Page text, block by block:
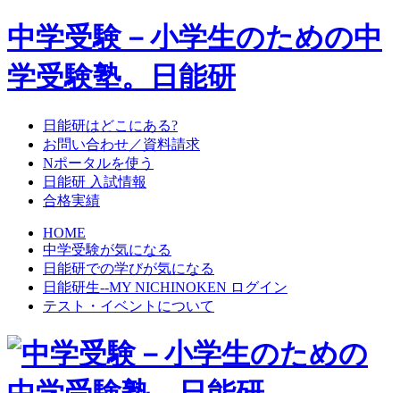
中学受験－小学生のための中
学受験塾。日能研
日能研はどこにある?
お問い合わせ／資料請求
Nポータルを使う
日能研 入試情報
合格実績
HOME
中学受験が気になる
日能研での学びが気になる
日能研生--MY NICHINOKEN ログイン
テスト・イベントについて